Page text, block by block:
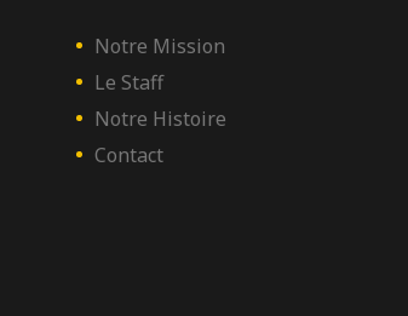
Notre Mission
Le Staff
Notre Histoire
Contact